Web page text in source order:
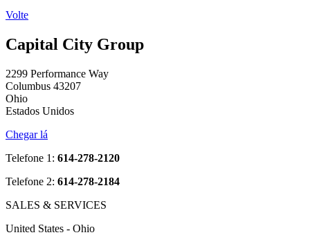
Volte
Capital City Group
2299 Performance Way
Columbus 43207
Ohio
Estados Unidos
Chegar lá
Telefone 1: 614-278-2120
Telefone 2: 614-278-2184
SALES & SERVICES
United States - Ohio